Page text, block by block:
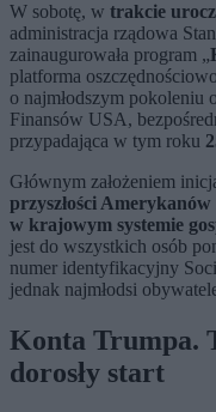
W sobotę, w trakcie
administracja rządowa
zainaugurowała program „
platforma
o najmłodszym pokoleniu
Finansów USA,
przypadająca w tym roku
Głównym założeniem
przyszłości
w krajowym systemie
jest do wszystkich osób
numer identyfikacyjny
jednak najmłodsi
Konta Trumpa.
dorosły start